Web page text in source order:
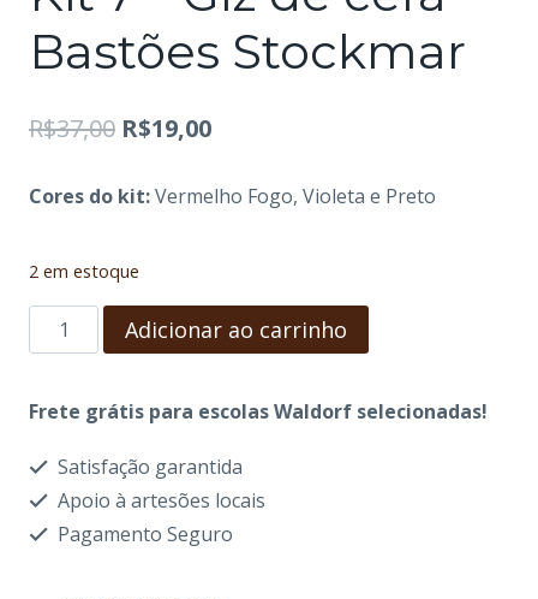
Bastões Stockmar
R$37,00 O
era:
R$37,00.
R$19,00O
R$19,00.
Cores do kit:Vermelho Fogo, Violeta e Preto
2 em estoque
7
-
de
cera
Bastões
Adicionar ao carrinho
Frete grátis para escolas Waldorf selecionadas!
Satisfação garantida
Apoio à artesões locais
Pagamento Seguro